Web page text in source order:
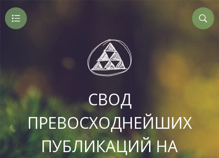
СВОД
ПРЕВОСХОДНЕЙШИХ
ПУБЛИКАЦИЙ НА